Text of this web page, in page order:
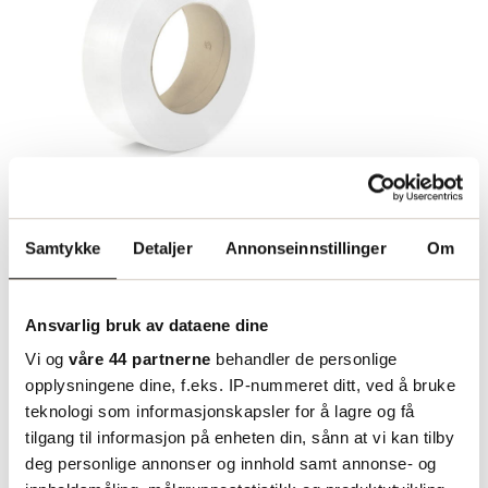
Samtykke Detaljer Annonseinnstillinger Om
Ansvarlig bruk av dataene dine
Vi og våre 44 partnerne behandler de personlige
opplysningene dine, f.eks. IP-nummeret ditt, ved å bruke
teknologi som informasjonskapsler for å lagre og få
tilgang til informasjon på enheten din, sånn at vi kan tilby
deg personlige annonser og innhold samt annonse- og
PP-bånd laget av polypropylen og
bånd fungerer for hel- og
halvautomatiske stroppemaskiner.
Innvendig diameter: 200/190 mm.
Bruddstyrke 156kg. Farge: HvitFor
best lastsikring anbefaler vi at du
først bruker pakkebånd rundt
535.00 kr/rull